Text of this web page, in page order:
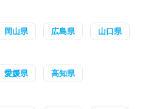
岡山県 広島県 山口県
愛媛県 高知県